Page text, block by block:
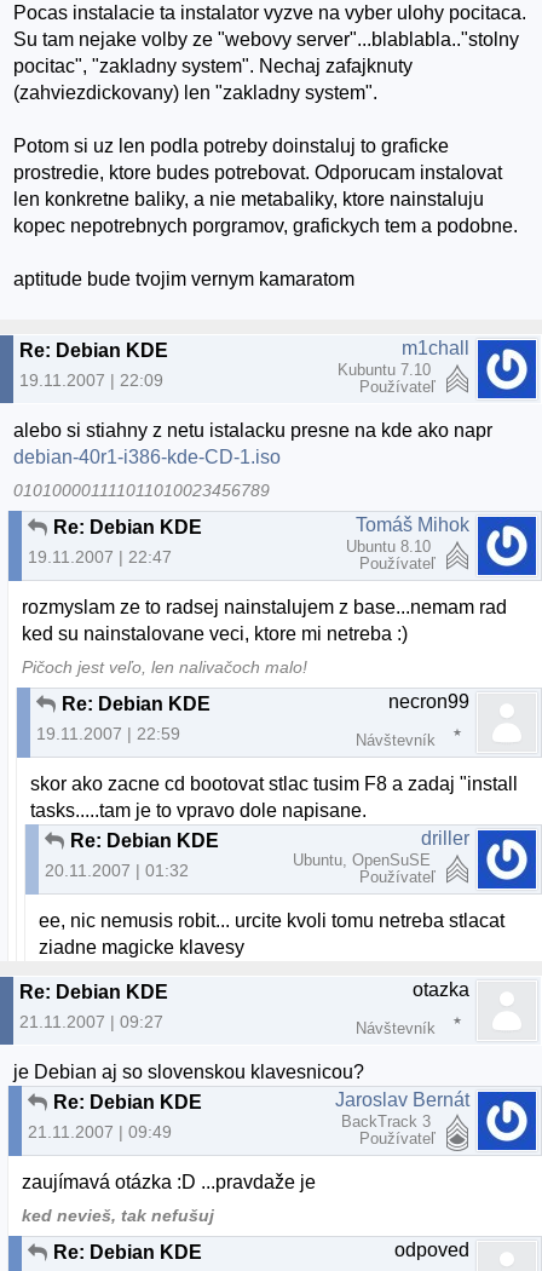
Pocas instalacie ta instalator vyzve na vyber ulohy pocitaca.
Su tam nejake volby ze "webovy server"...blablabla.."stolny
pocitac", "zakladny system". Nechaj zafajknuty
(zahviezdickovany) len "zakladny system".
Potom si uz len podla potreby doinstaluj to graficke
prostredie, ktore budes potrebovat. Odporucam instalovat
len konkretne baliky, a nie metabaliky, ktore nainstaluju
kopec nepotrebnych porgramov, grafickych tem a podobne.
aptitude bude tvojim vernym kamaratom
Re: Debian KDE
19.11.2007 | 22:09
m1chall
Kubuntu 7.10
Používateľ
alebo si stiahny z netu istalacku presne na kde ako napr
debian-40r1-i386-kde-CD-1.iso
010100001111011010023456789
Re: Debian KDE
19.11.2007 | 22:47
Tomáš Mihok
Ubuntu 8.10
Používateľ
rozmyslam ze to radsej nainstalujem z base...nemam rad
ked su nainstalovane veci, ktore mi netreba :)
Pičoch jest veľo, len nalivačoch malo!
Re: Debian KDE
19.11.2007 | 22:59
necron99
Návštevník
skor ako zacne cd bootovat stlac tusim F8 a zadaj "install
tasks.....tam je to vpravo dole napisane.
Re: Debian KDE
20.11.2007 | 01:32
driller
Ubuntu, OpenSuSE
Používateľ
ee, nic nemusis robit... urcite kvoli tomu netreba stlacat
ziadne magicke klavesy
Re: Debian KDE
21.11.2007 | 09:27
otazka
Návštevník
je Debian aj so slovenskou klavesnicou?
Re: Debian KDE
21.11.2007 | 09:49
Jaroslav Bernát
BackTrack 3
Používateľ
zaujímavá otázka :D ...pravdaže je
ked nevieš, tak nefušuj
Re: Debian KDE odpoved